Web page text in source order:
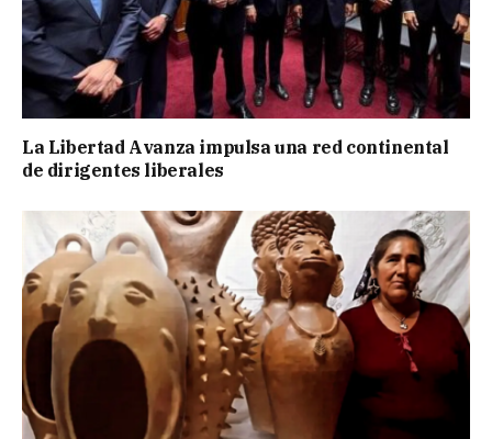
La Libertad Avanza impulsa una red continental
de dirigentes liberales